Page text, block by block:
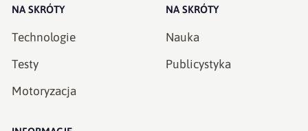
NA SKRÓTY
Technologie
Testy
Motoryzacja
NA SKRÓTY
Nauka
Publicystyka